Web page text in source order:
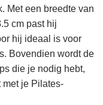
Met een breedte van
cm past hij
hij ideaal is voor
Bovendien wordt de
die je nodig hebt,
met je Pilates-